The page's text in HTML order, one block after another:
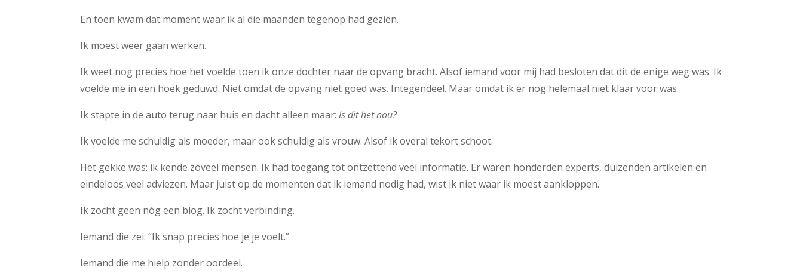
En toen kwam dat moment waar ik al die maanden tegenop had gezien.
Ik moest weer gaan werken.
Ik weet nog precies hoe het voelde toen ik onze dochter naar de opvang bracht. Alsof iemand voor mij had besloten dat dit de enige weg was. Ik
voelde me in een hoek geduwd. Niet omdat de opvang niet goed was. Integendeel. Maar omdat ík er nog helemaal niet klaar voor was.
Ik stapte in de auto terug naar huis en dacht alleen maar:Is dit het nou?
Ik voelde me schuldig als moeder, maar ook schuldig als vrouw. Alsof ik overal tekort schoot.
Het gekke was: ik kende zoveel mensen. Ik had toegang tot ontzettend veel informatie. Er waren honderden experts, duizenden artikelen en
eindeloos veel adviezen. Maar juist op de momenten dat ik iemand nodig had, wist ik niet waar ik moest aankloppen.
Ik zocht geen nóg een blog. Ik zocht verbinding.
Iemand die zei: “Ik snap precies hoe je je voelt.”
Iemand die me hielp zonder oordeel.